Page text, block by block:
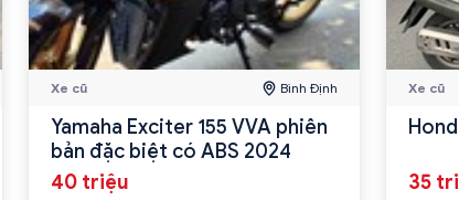
Xe cũ Bình Định
Yamaha Exciter 155 VVA phiên
bản đặc biệt có ABS 2024
40 triệu
Xe cũ
35